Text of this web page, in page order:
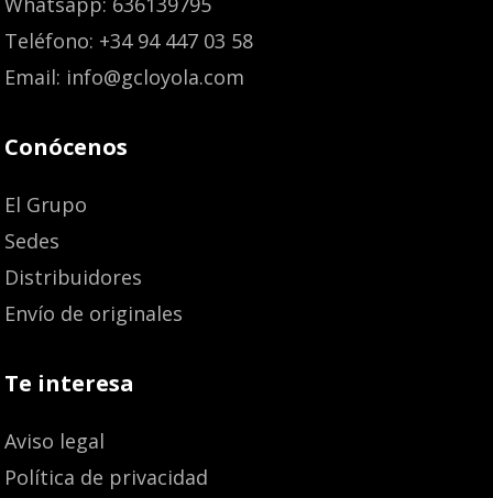
Teléfono: +34 94 447 03 58
Email: info@gcloyola.com
Conócenos
El Grupo
Sedes
Distribuidores
Envío de originales
Te interesa
Aviso legal
Política de privacidad